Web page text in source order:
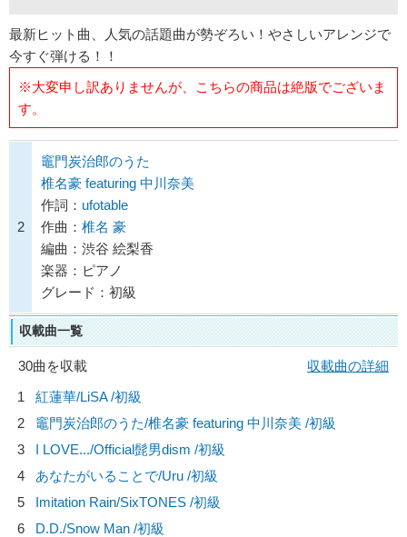
最新ヒット曲、人気の話題曲が勢ぞろい！やさしいアレンジで
今すぐ弾ける！！
※大変申し訳ありませんが、こちらの商品は絶版でございま
す。
2
竈門炭治郎のうた
椎名豪 featuring 中川奈美
作詞： ufotable
作曲： 椎名 豪
編曲：渋谷 絵梨香
楽器：ピアノ
グレード：初級
収載曲一覧
30曲を収載
収載曲の詳細
1
紅蓮華/LiSA/初級
2
竈門炭治郎のうた/椎名豪 featuring 中川奈美 /初級
3
I LOVE.../Official髭男dism /初級
4
あなたがいることで/Uru /初級
5
Imitation Rain/SixTONES /初級
6
D.D./Snow Man /初級